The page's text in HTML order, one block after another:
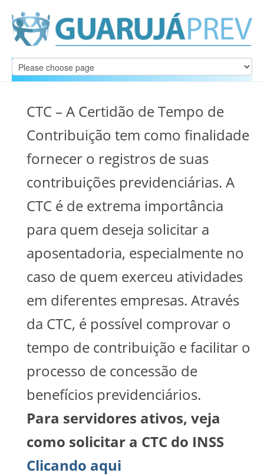
CTC – A Certidão de Tempo de
Contribuição tem como finalidade
fornecer o registros de suas
contribuições previdenciárias. A
CTC é de extrema importância
para quem deseja solicitar a
aposentadoria, especialmente no
caso de quem exerceu atividades
em diferentes empresas. Através
da CTC, é possível comprovar o
tempo de contribuição e facilitar o
processo de concessão de
benefícios previdenciários.
Para servidores ativos, veja
como solicitar a CTC do INSS
Clicando aqui